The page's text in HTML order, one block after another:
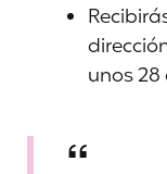
unos 28